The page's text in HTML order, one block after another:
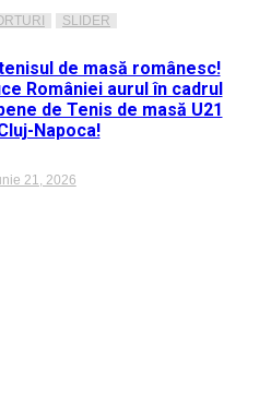
SLIDER
de masă românesc!
României aurul în cadrul
de Tenis de masă U21
Napoca!
21, 2026